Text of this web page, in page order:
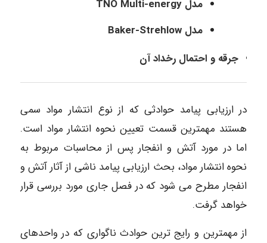
مدل TNO Multi-energy
مدل Baker-Strehlow
جرقه و احتمال رخداد آن
در ارزیابی پیامد حوادثی که از نوع انتشار مواد سمی
هستند مهمترین قسمت تعیین نحوه انتشار مواد است.
اما در مورد آتش و انفجار پس از محاسبات مربوط به
نحوه انتشار مواد، بحث ارزیابی پیامد ناشی از آثار آتش و
انفجار مطرح می شود که در فصل جاری مورد بررسی قرار
خواهد گرفت.
از مهمترین و رایج ترین حوادث ناگواری که در واحدهای